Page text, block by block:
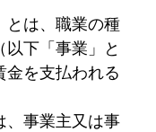
とは、職業の種
下「事業」と
金を支払われる
、事業主又は事